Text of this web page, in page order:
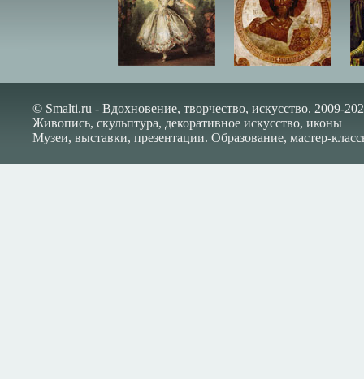
© Smalti.ru - Вдохновение, творчество, искусство. 2009-
Живопись, скульптура, декоративное искусство, иконы
Музеи, выставки, презентации. Образование, мастер-